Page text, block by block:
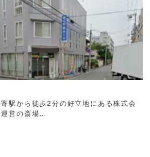
駅から徒歩2分の好立地にある株式会
営の斎場…